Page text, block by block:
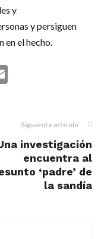
y
y persiguen
en el hecho.
Siguiente artículo
investigación
encuentra al
‘padre’ de
la sandía